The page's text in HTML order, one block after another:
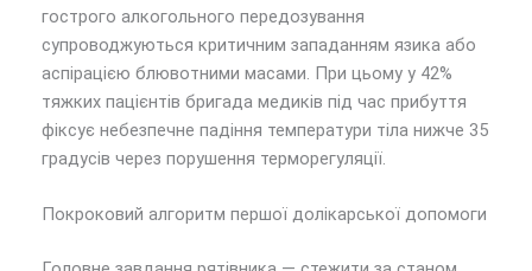
гострого алкогольного передозування
супроводжуються критичним западанням язика або
аспірацією блювотними масами. При цьому у 42%
тяжких пацієнтів бригада медиків під час прибуття
фіксує небезпечне падіння температури тіла нижче 35
градусів через порушення терморегуляції.
Покроковий алгоритм першої долікарської допомоги